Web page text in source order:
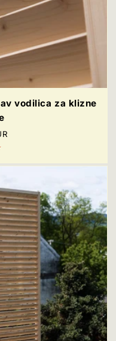
vodilica za klizne